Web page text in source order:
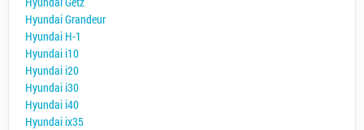
Hyundai Grandeur
Hyundai H-1
Hyundai i10
Hyundai i20
Hyundai i30
Hyundai i40
Hyundai ix35